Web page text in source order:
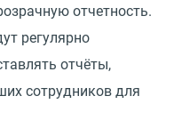
отчетность.
регулярно
отчёты,
сотрудников для